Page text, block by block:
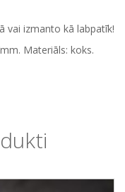
vai izmanto kā labpatīk!
Materiāls: koks.